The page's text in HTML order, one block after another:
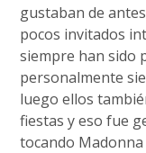
gustaban de
pocos invitados
siempre han sido
personalmente
luego ellos
fiestas y eso fue
tocando